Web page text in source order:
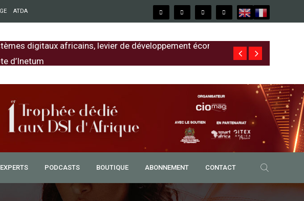
ATDA
digitaux africains, levier de développement économique
d’Inetum
Free au
PODCASTS BOUTIQUE ABONNEMENT CONTACT